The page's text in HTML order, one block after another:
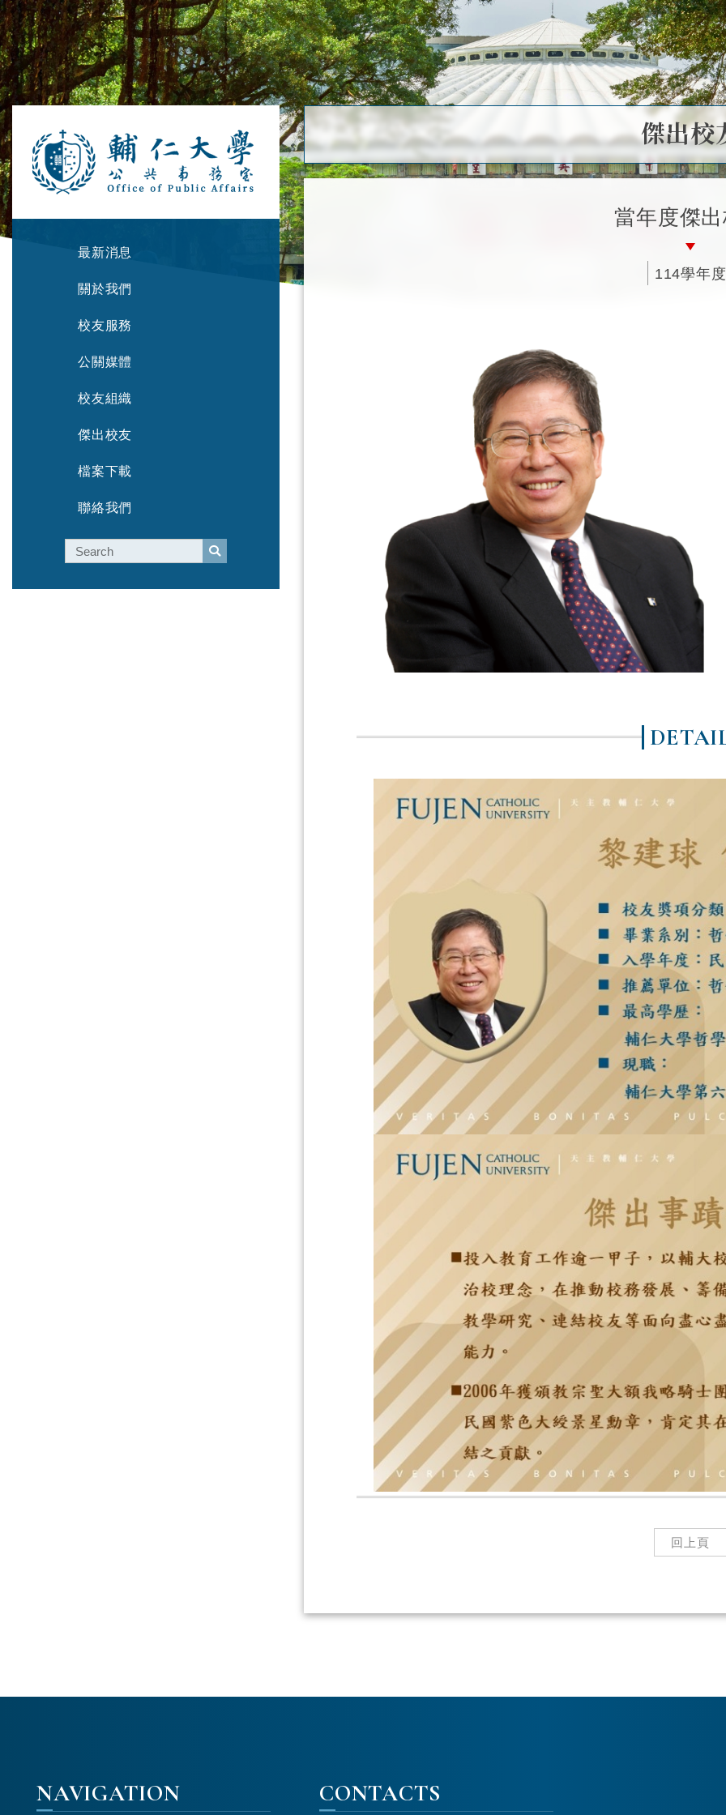
最新消息
關於我們
校友服務
公關媒體
校友組織
傑出校友
檔案下載
聯絡我們
傑出校
當年度傑
114學年度
回上頁
NAVIGATION CONTACTS